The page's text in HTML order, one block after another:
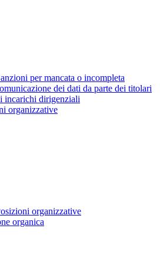
per mancata o incompleta
dei dati da parte dei titolari
incarichi dirigenziali
organizzative
organizzative
organica